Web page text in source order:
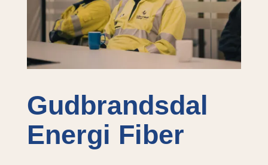
Gudbrandsdal
Energi Fiber